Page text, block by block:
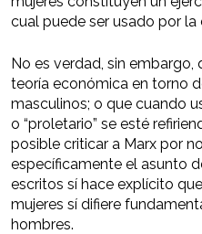
cual puede ser usado por la
No es verdad, sin
teoría económica en torno
masculinos; o que cuando
o “proletario” se esté
posible criticar a Marx por
específicamente el asunto
escritos sí hace explícito
mujeres sí difiere
hombres.